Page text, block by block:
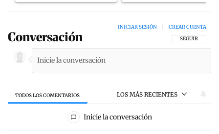
Conversación SIGA ESTA
SEGUIR
INICIAR SESIÓN CREAR CUENTA
TODOS LOS COMENTARIOS LOS MÁS RECIENTES
Todos los comentarios
Inicie la conversación